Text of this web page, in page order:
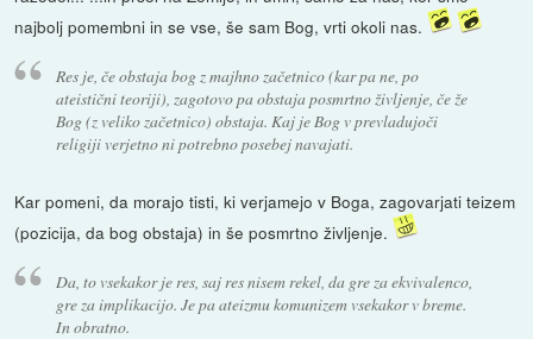
najbolj pomembni in se vse, še sam Bog, vrti okoli nas.
Res je, če obstaja bog z majhno začetnico (kar pa ne, po
ateistični teoriji), zagotovo pa obstaja posmrtno življenje, če že
Bog (z veliko začetnico) obstaja. Kaj je Bog v prevladujoči
religiji verjetno ni potrebno posebej navajati.
Kar pomeni, da morajo tisti, ki verjamejo v Boga, zagovarjati teizem
(pozicija, da bog obstaja) in še posmrtno življenje.
Da, to vsekakor je res, saj res nisem rekel, da gre za ekvivalenco,
gre za implikacijo. Je pa ateizmu komunizem vsekakor v breme.
In obratno.